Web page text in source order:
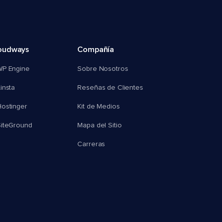
Engine
Compañía
Sobre Nosotros
Reseñas de Clientes
Kit de Medios
Mapa del Sitio
Carreras